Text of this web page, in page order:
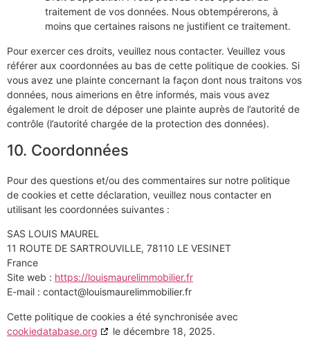
traitement de vos données. Nous obtempérerons, à
moins que certaines raisons ne justifient ce traitement.
Pour exercer ces droits, veuillez nous contacter. Veuillez vous
référer aux coordonnées au bas de cette politique de cookies. Si
vous avez une plainte concernant la façon dont nous traitons vos
données, nous aimerions en être informés, mais vous avez
également le droit de déposer une plainte auprès de l’autorité de
contrôle (l’autorité chargée de la protection des données).
10. Coordonnées
Pour des questions et/ou des commentaires sur notre politique
de cookies et cette déclaration, veuillez nous contacter en
utilisant les coordonnées suivantes :
SAS LOUIS MAUREL
11 ROUTE DE SARTROUVILLE, 78110 LE VESINET
France
Site web : https://louismaurelimmobilier.fr
E-mail : contact@louismaurelimmobilier.fr
Cette politique de cookies a été synchronisée avec
cookiedatabase.org
le décembre 18, 2025.